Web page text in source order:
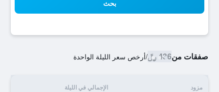
بحث
صفقات من436 ﷼ /أرخص سعر الليلة الواحدة
مزود الإجمالي في الليلة